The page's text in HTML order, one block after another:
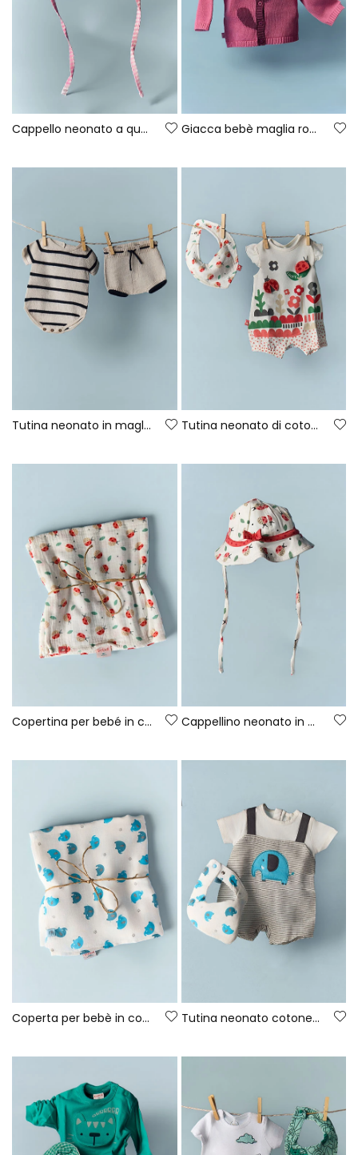
Cappello neonato a quadri Giacca bebè maglia rosa
Tutina neonato in maglia a righe filato 100% riciclato Tutina neonato di cotone bianco
Copertina per bebé in cotone stampato Cappellino neonato in cotone stampato
Coperta per bebè in cotone stampato Tutina neonato cotone grigio bianco